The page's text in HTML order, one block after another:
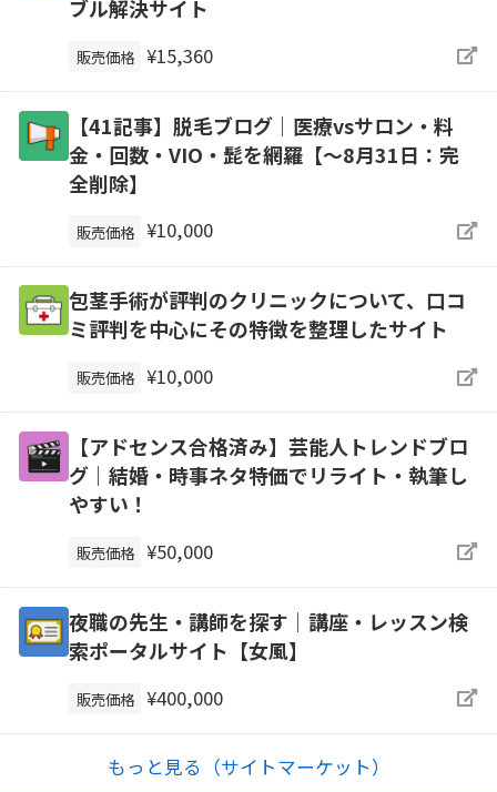
ブル解決サイト
販売価格 ¥15,360
【41記事】脱毛ブログ｜医療vsサロン・料
金・回数・VIO・髭を網羅【～8月31日：完
全削除】
販売価格 ¥10,000
包茎手術が評判のクリニックについて、口コ
ミ評判を中心にその特徴を整理したサイト
販売価格 ¥10,000
【アドセンス合格済み】芸能人トレンドブロ
グ｜結婚・時事ネタ特価でリライト・執筆し
やすい！
販売価格 ¥50,000
夜職の先生・講師を探す｜講座・レッスン検
索ポータルサイト【女風】
販売価格 ¥400,000
もっと見る（サイトマーケット）